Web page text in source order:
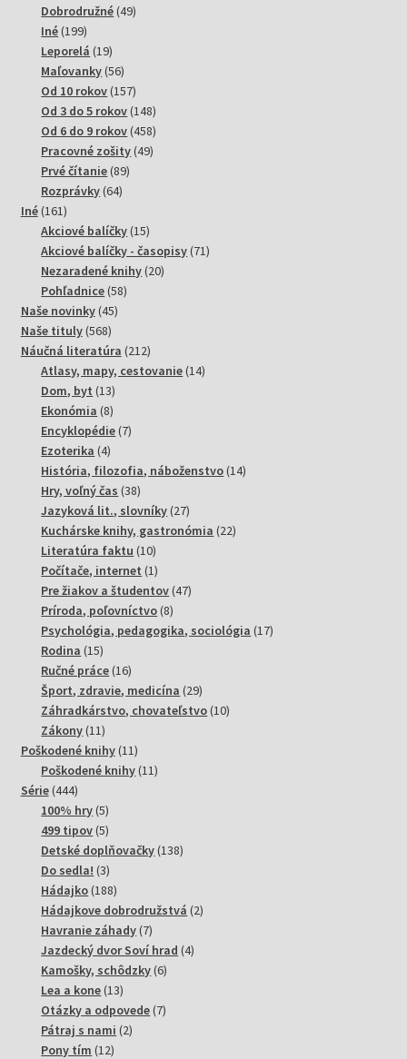
produktov
Dobrodružné 4949
Iné 199199
produktov
Leporelá 1919
produktov
Maľovanky 5656
produktov
Od 10 rokov 157157
produktov
Od 3 do 5 rokov 148148
produktov
Od 6 do 9 rokov 458458
produktov
Pracovné zošity 4949
Prvé čítanie 8989
Rozprávky 6464
Iné 161161
produktov
Akciové balíčky 1515
produktov
Akciové balíčky - časopisy 7171
Nezaradené knihy 2020
Pohľadnice 5858
Naše novinky 4545
Naše tituly 568568
produktov
Náučná literatúra 212212
produktov
Atlasy, mapy, cestovanie 1414
Dom, byt 1313
produktov
Ekonómia 88
produktov
Encyklopédie 77
Ezoterika 44
produkty
História, filozofia, náboženstvo 1414
Hry, voľný čas 3838
produktov
Jazyková lit., slovníky 2727
produktov
Kuchárske knihy, gastronómia 2222
Literatúra faktu 1010
produktov
Počítače, internet 11
produkt
Pre žiakov a študentov 4747
Príroda, poľovníctvo 88
produktov
Psychológia, pedagogika, sociológia 1717
Rodina 1515
produktov
Ručné práce 1616
produktov
Šport, zdravie, medicína 2929
produktov
Záhradkárstvo, chovateľstvo 1010
Zákony 1111
produktov
Poškodené knihy 1111
produktov
Poškodené knihy 1111
Série 444444
produktov
100% hry 55
produktov
499 tipov 55
produktov
Detské doplňovačky 138138
Do sedla! 33
produkty
Hádajko 188188
produktov
Hádajkove dobrodružstvá 22
Havranie záhady 77
produktov
Jazdecký dvor Soví hrad 44
Kamošky, schôdzky 66
Lea a kone 1313
produktov
Otázky a odpovede 77
Pátraj s nami 22
Pony tím 1212